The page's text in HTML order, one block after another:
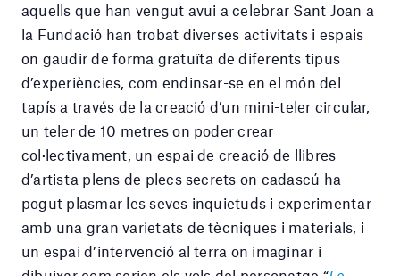
aquells que han vengut avui a celebrar Sant Joan a
la Fundació han trobat diverses activitats i espais
on gaudir de forma gratuïta de diferents tipus
d’experiències, com endinsar-se en el món del
tapís a través de la creació d’un mini-teler circular,
un teler de 10 metres on poder crear
col·lectivament, un espai de creació de llibres
d’artista plens de plecs secrets on cadascú ha
pogut plasmar les seves inquietuds i experimentar
amb una gran varietats de tècniques i materials, i
un espai d’intervenció al terra on imaginar i